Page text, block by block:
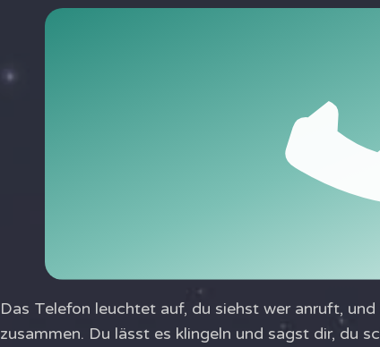
Das Telefon leuchtet auf, du siehst wer anruft,
zusammen. Du lässt es klingeln und sagst dir, du